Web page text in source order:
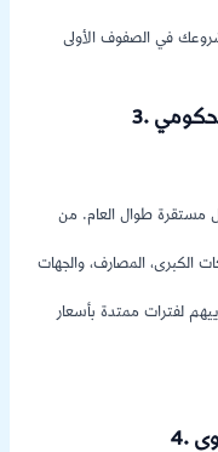
3. تعاقدات الشركات والقطاع الحكومي (B2B
مستقرة طوال العام. من
الكبرى، المصارف، والجهات
لفترات ممتدة بأسعار